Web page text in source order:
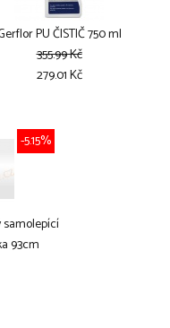
PU ČISTIČ 750 ml
355.99 Kč
279.01 Kč
93cm
-5.15%